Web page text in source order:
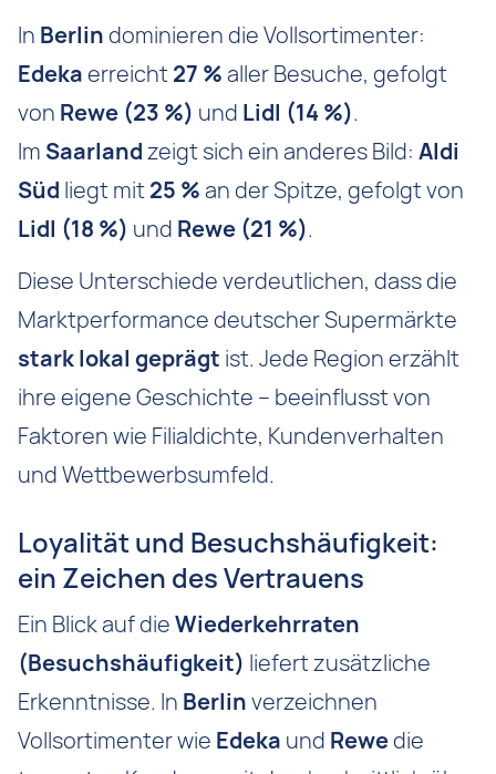
In Berlindominieren die Vollsortimenter:
Edekaerreicht27 %aller Besuche, gefolgt
von Rewe (23 %) und Lidl (14 %).
Im Saarlandzeigt sich ein anderes Bild: Aldi
Süd liegt mit25 %an der Spitze, gefolgt von
Lidl (18 %) und Rewe (21 %).
Diese Unterschiede verdeutlichen, dass die
Marktperformance deutscher Supermärkte
stark lokal geprägt ist. Jede Region erzählt
ihre eigene Geschichte – beeinflusst von
Faktoren wie Filialdichte, Kundenverhalten
und Wettbewerbsumfeld.
Loyalität und Besuchshäufigkeit:
ein Zeichen des Vertrauens
Ein Blick auf dieWiederkehrraten
(Besuchshäufigkeit) liefert zusätzliche
Erkenntnisse. In Berlinverzeichnen
Vollsortimenter wie Edeka und Rewedie